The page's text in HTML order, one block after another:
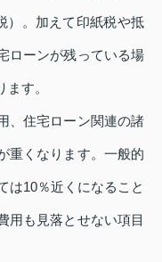
）。加えて印紙税や抵
ローンが残っている場
す。
、住宅ローン関連の諸
重くなります。一般的
は10％近くになること
用も見落とせない項目